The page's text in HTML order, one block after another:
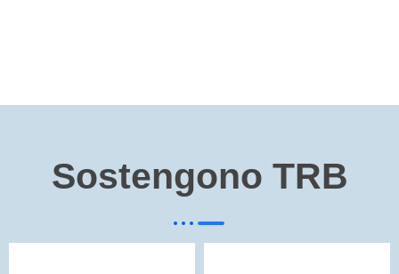
Sostengono TRB